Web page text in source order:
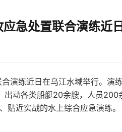
急处置联合演练近
演练近日在乌江水域举行。演
出动各类船艇20余艘，人员
贴近实战的水上综合应急演练。